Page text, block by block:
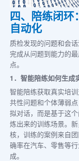
四、陪练闭
自动化
质检发现的问题和会
完成从问题到能力的
点。
1．智能陪练如何生成
智能陪练获取真实培
共性问题和个体薄弱
拟对话，而是基于这
炼出来的训练场景。
核，训练的案例来自
确率在汽车、零售等
成。